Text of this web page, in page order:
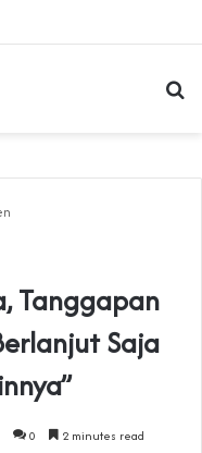
Tanggapan
Saja
0 2 minutes read